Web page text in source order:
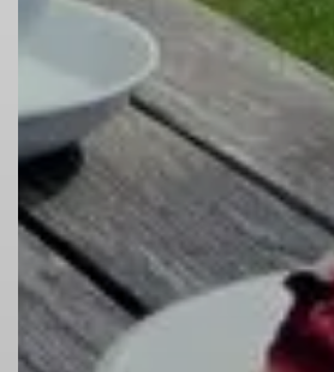
© Archiv-Sektion